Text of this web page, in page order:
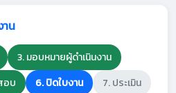
าน
3. มอบหมายผู้ดำเนินงาน
อบ 6. ปิดใบงาน 7. ประเมิน